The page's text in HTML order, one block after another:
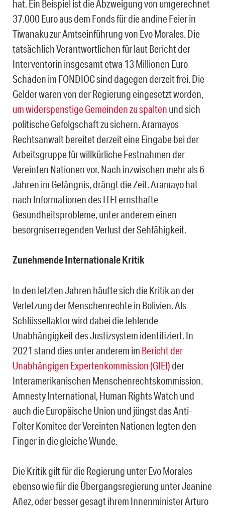
hat. Ein Beispiel ist die Abzweigung von umgerechnet
37.000 Euro aus dem Fonds für die andine Feier in
Tiwanaku zur Amtseinführung von Evo Morales. Die
tatsächlich Verantwortlichen für laut Bericht der
Interventorin insgesamt etwa 13 Millionen Euro
Schaden im FONDIOC sind dagegen derzeit frei. Die
Gelder waren von der Regierung eingesetzt worden,
um widerspenstige Gemeinden zu spalten und sich
politische Gefolgschaft zu sichern. Aramayos
Rechtsanwalt bereitet derzeit eine Eingabe bei der
Arbeitsgruppe für willkürliche Festnahmen der
Vereinten Nationen vor. Nach inzwischen mehr als 6
Jahren im Gefängnis, drängt die Zeit. Aramayo hat
nach Informationen des ITEI ernsthafte
Gesundheitsprobleme, unter anderem einen
besorgniserregenden Verlust der Sehfähigkeit.
Zunehmende Internationale Kritik
In den letzten Jahren häufte sich die Kritik an der
Verletzung der Menschenrechte in Bolivien. Als
Schlüsselfaktor wird dabei die fehlende
Unabhängigkeit des Justizsystem identifiziert. In
2021 stand dies unter anderem im Bericht der
Unabhängigen Expertenkommission (GIEI)der
Interamerikanischen Menschenrechtskommission.
Amnesty International, Human Rights Watch und
auch die Europäische Union und jüngst das Anti-
Folter Komitee der Vereinten Nationen legten den
Finger in die gleiche Wunde.
Die Kritik gilt für die Regierung unter Evo Morales
ebenso wie für die Übergangsregierung unter Jeanine
Añez, oder besser gesagt ihrem Innenminister Arturo